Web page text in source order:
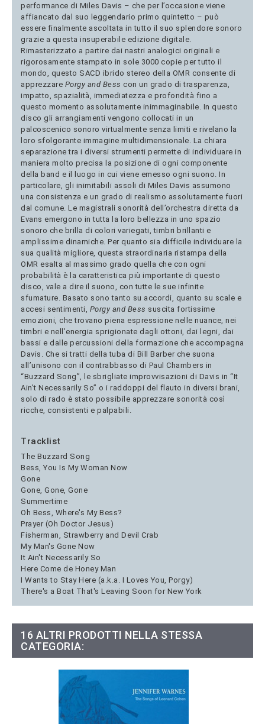
performance di Miles Davis – che per l’occasione viene
affiancato dal suo leggendario primo quintetto – può
essere finalmente ascoltata in tutto il suo splendore sonoro
grazie a questa insuperabile edizione digitale.
Rimasterizzato a partire dai nastri analogici originali e
rigorosamente stampato in sole 3000 copie per tutto il
mondo, questo SACD ibrido stereo della OMR consente di
apprezzare Porgy and Bess con un grado di trasparenza,
impatto, spazialità, immediatezza e profondità fino a
questo momento assolutamente inimmaginabile. In questo
disco gli arrangiamenti vengono collocati in un
palcoscenico sonoro virtualmente senza limiti e rivelano la
loro sfolgorante immagine multidimensionale. La chiara
separazione tra i diversi strumenti permette di individuare in
maniera molto precisa la posizione di ogni componente
della band e il luogo in cui viene emesso ogni suono. In
particolare, gli inimitabili assoli di Miles Davis assumono
una consistenza e un grado di realismo assolutamente fuori
dal comune. Le magistrali sonorità dell’orchestra diretta da
Evans emergono in tutta la loro bellezza in uno spazio
sonoro che brilla di colori variegati, timbri brillanti e
amplissime dinamiche. Per quanto sia difficile individuare la
sua qualità migliore, questa straordinaria ristampa della
OMR esalta al massimo grado quella che con ogni
probabilità è la caratteristica più importante di questo
disco, vale a dire il suono, con tutte le sue infinite
sfumature. Basato sono tanto su accordi, quanto su scale e
accesi sentimenti, Porgy and Bess suscita fortissime
emozioni, che trovano piena espressione nelle nuance, nei
timbri e nell’energia sprigionate dagli ottoni, dai legni, dai
bassi e dalle percussioni della formazione che accompagna
Davis. Che si tratti della tuba di Bill Barber che suona
all’unisono con il contrabbasso di Paul Chambers in
“Buzzard Song”, le sbrigliate improvvisazioni di Davis in “It
Ain’t Necessarily So” o i raddoppi del flauto in diversi brani,
solo di rado è stato possibile apprezzare sonorità così
ricche, consistenti e palpabili.
Tracklist
The Buzzard Song
Bess, You Is My Woman Now
Gone
Gone, Gone, Gone
Summertime
Oh Bess, Where's My Bess?
Prayer (Oh Doctor Jesus)
Fisherman, Strawberry and Devil Crab
My Man's Gone Now
It Ain't Necessarily So
Here Come de Honey Man
I Wants to Stay Here (a.k.a. I Loves You, Porgy)
There's a Boat That's Leaving Soon for New York
16 ALTRI PRODOTTI NELLA STESSA
CATEGORIA: